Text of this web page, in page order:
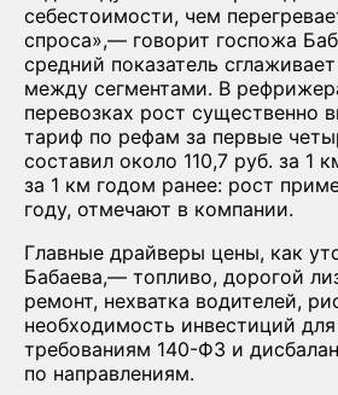
себестоимости, чем
спроса»,— говорит госпожа
средний показатель
между сегментами. В
перевозках рост существенно
тариф по рефам за первые
составил около 110,7 руб. за 1
за 1 км годом ранее: рост
году, отмечают в компании.
Главные драйверы цены, как
Бабаева,— топливо, дорогой
ремонт, нехватка водителей,
необходимость инвестиций
требованиям 140-ФЗ и
по направлениям.